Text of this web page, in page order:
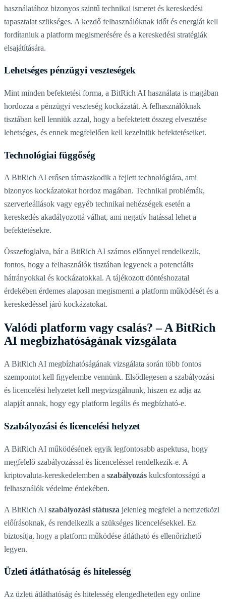
használatához bizonyos szintű technikai ismeret és kereskedési
tapasztalat szükséges. A kezdő felhasználóknak időt és energiát kell
fordítaniuk a platform megismerésére és a kereskedési stratégiák
elsajátítására.
Lehetséges pénzügyi veszteségek
Mint minden befektetési forma, a BitRich AI használata is magában
hordozza a pénzügyi veszteség kockázatát. A felhasználóknak
tisztában kell lenniük azzal, hogy a befektetett összeg elvesztése
lehetséges, és ennek megfelelően kell kezelniük befektetéseiket.
Technológiai függőség
A BitRich AI erősen támaszkodik a fejlett technológiára, ami
bizonyos kockázatokat hordoz magában. Technikai problémák,
szerverleállások vagy egyéb technikai nehézségek esetén a
kereskedés akadályozottá válhat, ami negatív hatással lehet a
befektetésekre.
Összefoglalva, bár a BitRich AI számos előnnyel rendelkezik,
fontos, hogy a felhasználók tisztában legyenek a potenciális
hátrányokkal és kockázatokkal. A tájékozott döntéshozatal
érdekében érdemes alaposan megismerni a platform működését és a
kereskedéssel járó kockázatokat.
Valódi platform vagy csalás? – A BitRich
AI megbízhatóságának vizsgálata
A BitRich AI megbízhatóságának vizsgálata során több fontos
szempontot kell figyelembe vennünk. Elsődlegesen a szabályozási
és licencelési helyzetet kell megvizsgálnunk, hiszen ez adja az
alapját annak, hogy egy platform legális és megbízható-e.
Szabályozási és licencelési helyzet
A BitRich AI működésének egyik legfontosabb aspektusa, hogy
megfelelő szabályozással és licenceléssel rendelkezik-e. A
kriptovaluta-kereskedelemben a szabályozás kulcsfontosságú a
felhasználók védelme érdekében.
A BitRich AI szabályozási státusza jelenleg megfelel a nemzetközi
előírásoknak, és rendelkezik a szükséges licencelésekkel. Ez
biztosítja, hogy a platform működése átlátható és ellenőrizhető
legyen.
Üzleti átláthatóság és hitelesség
Az üzleti átláthatóság és hitelesség elengedhetetlen egy online